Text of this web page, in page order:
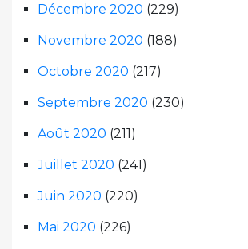
Décembre 2020 (229)
Novembre 2020 (188)
Octobre 2020 (217)
Septembre 2020 (230)
Août 2020 (211)
Juillet 2020 (241)
Juin 2020 (220)
Mai 2020 (226)